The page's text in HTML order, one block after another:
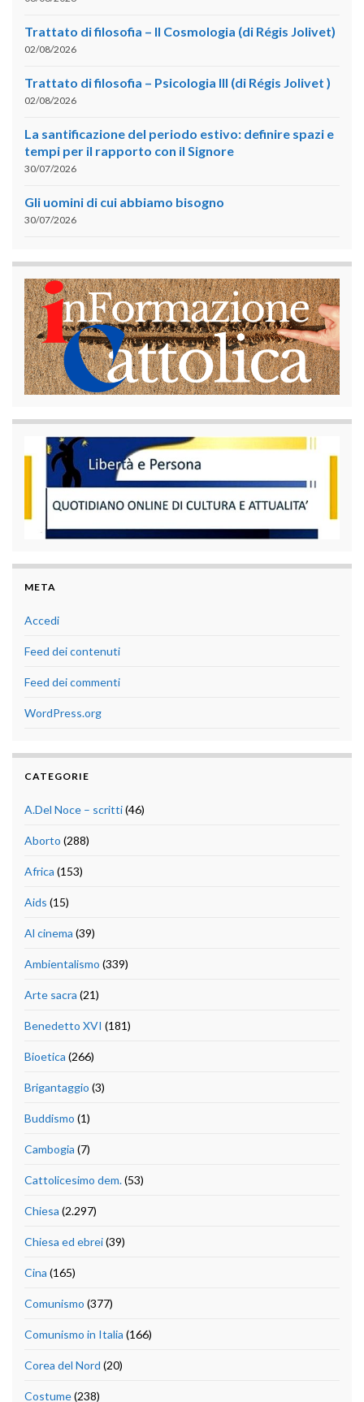
Trattato di filosofia – II Cosmologia (di Régis Jolivet)
02/08/2026
Trattato di filosofia – Psicologia III (di Régis Jolivet )
02/08/2026
La santificazione del periodo estivo: definire spazi e
tempi per il rapporto con il Signore
30/07/2026
Gli uomini di cui abbiamo bisogno
30/07/2026
META
Accedi
Feed dei contenuti
Feed dei commenti
WordPress.org
CATEGORIE
A.Del Noce – scritti(46)
Aborto (288)
Africa (153)
Aids (15)
Al cinema (39)
Ambientalismo (339)
Arte sacra (21)
Benedetto XVI (181)
Bioetica (266)
Brigantaggio (3)
Buddismo (1)
Cambogia (7)
Cattolicesimo dem.(53)
Chiesa (2.297)
Chiesa ed ebrei(39)
Cina (165)
Comunismo (377)
Comunismo in Italia (166)
Corea del Nord (20)
Costume(238)